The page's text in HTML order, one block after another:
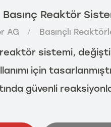
Reaktör
AG Basınçlı
reaktör sistemi,
için
güvenli